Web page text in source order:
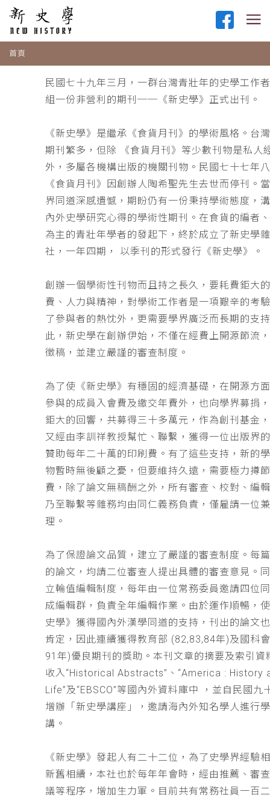
首頁
民國七十九年三月，一群台灣青壯年的史學工作
組一份非營利的期刊──《新史學》正式出刊。
《新史學》是繼承《食貨月刊》的學術風格。台
期刊繁多，但除 《食貨月刊》等少數刊物是私人
外，多屬各機構出版的機關刊物。民國七十七年
《食貨月刊》因創辦人陶希聖先生去世而停刊。
界同道深感遺憾，期盼仍有一份秉持學術態度，
內外史學研究心得的學術性期刊。在食貨的編者
為主的青壯年學者的發起下，終於成立了新史學
社，一年四期， 以季刊的形式發行《新史學》。
創辦一個學術性刊物而且持之長久，要耗費鉅大
費、人力與精神，對學術工作者是一項艱辛的考
了參與者的熱忱外，更需要學界廣泛而長期的支
此，新史學在創辦伊始，不僅在經費上開源節流
徵稿，並建立嚴謹的審查制度。
為了使《新史學》有穩固的經濟基礎，在開源方
參與的成員入會費及繳交年費外，也向學界募捐
鉅大的回響，共募得三十多萬元，作為創刊基金
又經由李訓祥教授幫忙、聯繫，獲得一位出版界
贊助每年二十萬的印刷費。有了這些支持，新的
物暫時無後顧之憂，但要維持久遠，需要極力撙
費，除了論文無稿酬之外，所有審查、校對、編
乃至聯繫等雜務均由同仁義務負責，僅雇請一位
理。
為了保證論文品質，建立了嚴謹的審查制度。每
的論文，均請二位審查人提出具體的審查意見。
立輪值編輯制度，每年由一位常務委員邀請四位
成編輯群，負責全年編輯作業。由於運作順暢，
史學》獲得國內外漢學同道的支持，刊出的論文
肯定，因此連續獲得教育部 (82,83,84年)及國科
91年)優良期刊的獎助。本刊文章的摘要及索引資
收入“Historical Abstracts”、“America : History
Life”及“EBSCO”等國內外資料庫中 ，並自民國九
增辦「新史學講座」，邀請海內外知名學人進行
講。
《新史學》發起人有二十二位，為了史學界經驗
新舊相續，本社也於每年年會時，經由推薦、審
議等程序，增加生力軍。目前共有常務社員一百